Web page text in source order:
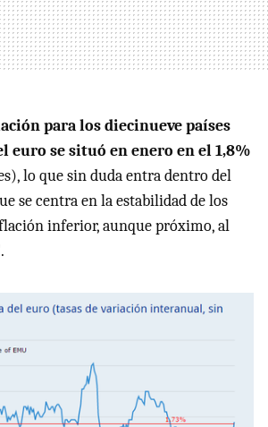
para los diecinueve países
euro se situó en enero en el 1,8%
lo que sin duda entra dentro del
se centra en la estabilidad de los
inferior, aunque próximo, al